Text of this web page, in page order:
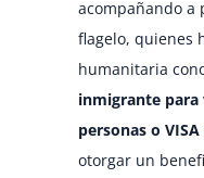
acompañando a
flagelo, quienes
humanitaria
inmigrante
personas o VISA
otorgar un